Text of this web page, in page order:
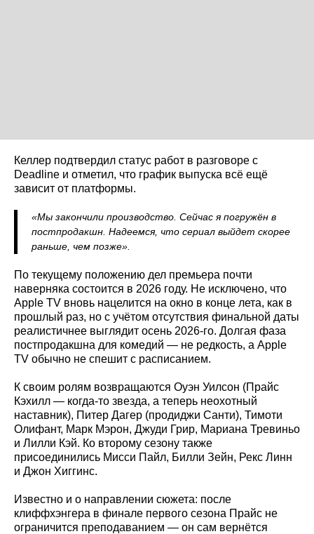
Келлер подтвердил статус работ в разговоре с
Deadline и отметил, что график выпуска всё ещё
зависит от платформы.
«Мы закончили производство. Сейчас я погружён в
постпродакшн. Надеемся, что сериал выйдет скорее
раньше, чем позже».
По текущему положению дел премьера почти
наверняка состоится в 2026 году. Не исключено, что
Apple TV вновь нацелится на окно в конце лета, как в
прошлый раз, но с учётом отсутствия финальной даты
реалистичнее выглядит осень 2026-го. Долгая фаза
постпродакшна для комедий — не редкость, а Apple
TV обычно не спешит с расписанием.
К своим ролям возвращаются Оуэн Уилсон (Прайс
Кэхилл — когда-то звезда, а теперь неохотный
наставник), Питер Дагер (продиджи Санти), Тимоти
Олифант, Марк Мэрон, Джуди Грир, Мариана Тревиньо
и Лилли Кэй. Ко второму сезону также
присоединились Мисси Пайл, Билли Зейн, Рекс Линн
и Джон Хиггинс.
Известно и о направлении сюжета: после
клиффхэнгера в финале первого сезона Прайс не
ограничится преподаванием — он сам вернётся